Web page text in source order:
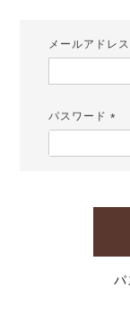
メールアドレ
パスワード
パ